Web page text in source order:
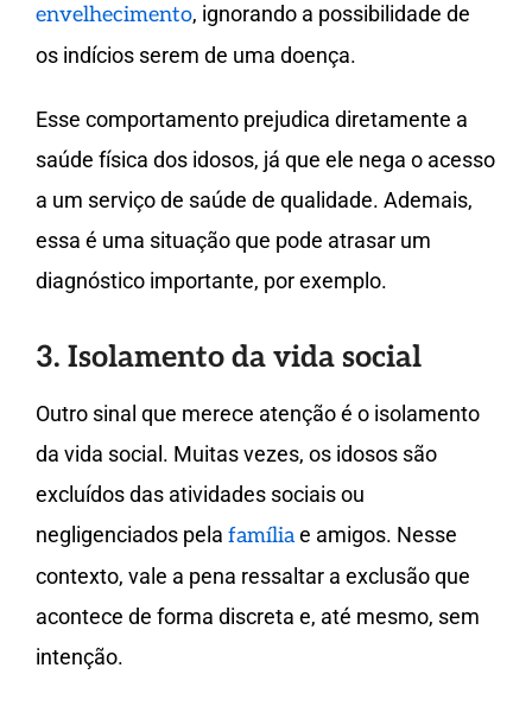
envelhecimento, ignorando a possibilidade de
os indícios serem de uma doença.
Esse comportamento prejudica diretamente a
saúde física dos idosos, já que ele nega o acesso
a um serviço de saúde de qualidade. Ademais,
essa é uma situação que pode atrasar um
diagnóstico importante, por exemplo.
3. Isolamento da vida social
Outro sinal que merece atenção é o isolamento
da vida social. Muitas vezes, os idosos são
excluídos das atividades sociais ou
negligenciados pela famíliae amigos. Nesse
contexto, vale a pena ressaltar a exclusão que
acontece de forma discreta e, até mesmo, sem
intenção.